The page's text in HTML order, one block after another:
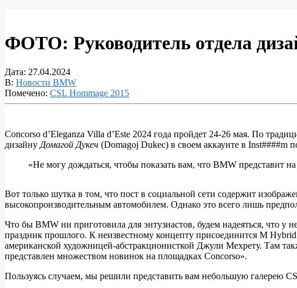
ФОТО: Руководитель отдела
Дата: 27.04.2024
В: Новости BMW
Помечено: CSL Hommage 2015
ФОТО:
Руководитель
дизайна
BMW
анонсирует
новый
концепт
Concorso d’Eleganza Villa d’Este 2024 года пройдет 24-26 мая. По
дизайну Домагой Дукеч (Domagoj Dukec) в своем аккаунте в Inst####m
«Не могу дождаться, чтобы показать вам, что BMW представит на
Вот только шутка в том, что пост в социальной сети содержит
высокопроизводительным автомобилем. Однако это всего лишь
Что бы BMW ни приготовила для энтузиастов, будем надеяться, что у
праздник прошлого. К неизвестному концепту присоединится M
американской художницей-абстракционисткой Джули Мехрету. Там
представлен множеством новинок на площадках Concorso».
Пользуясь случаем, мы решили представить вам небольшую галерею